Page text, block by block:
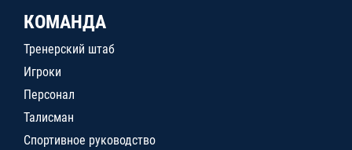
КОМАНДА
Тренерский штаб
Игроки
Персонал
Талисман
Спортивное руководство